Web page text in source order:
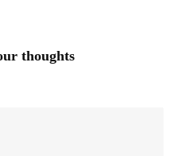
thoughts